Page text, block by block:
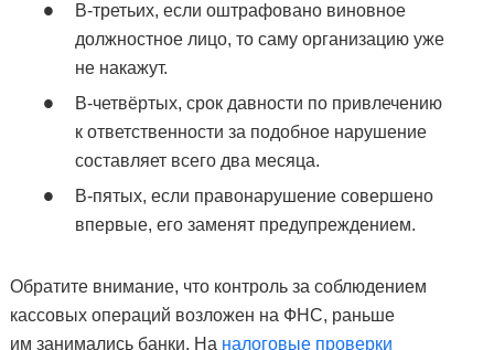
В-третьих, если оштрафовано виновное
должностное лицо, то саму организацию уже
не накажут.
В-четвёртых, срок давности по привлечению
к ответственности за подобное нарушение
составляет всего два месяца.
В-пятых, если правонарушение совершено
впервые, его заменят предупреждением.
Обратите внимание, что контроль за соблюдением
кассовых операций возложен на ФНС, раньше
им занимались банки. На налоговые проверки